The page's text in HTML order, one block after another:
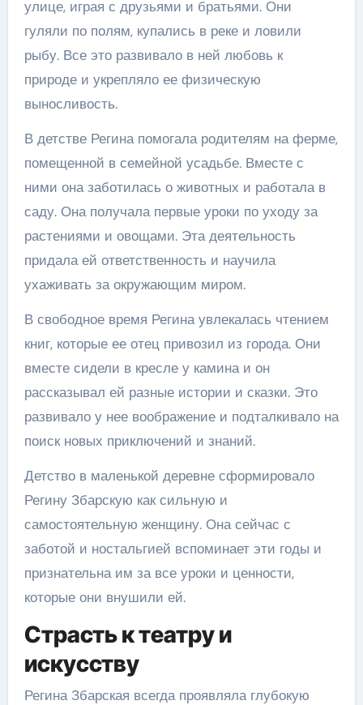
улице, играя с друзьями и братьями. Они
гуляли по полям, купались в реке и ловили
рыбу. Все это развивало в ней любовь к
природе и укрепляло ее физическую
выносливость.
В детстве Регина помогала родителям на ферме,
помещенной в семейной усадьбе. Вместе с
ними она заботилась о животных и работала в
саду. Она получала первые уроки по уходу за
растениями и овощами. Эта деятельность
придала ей ответственность и научила
ухаживать за окружающим миром.
В свободное время Регина увлекалась чтением
книг, которые ее отец привозил из города. Они
вместе сидели в кресле у камина и он
рассказывал ей разные истории и сказки. Это
развивало у нее воображение и подталкивало на
поиск новых приключений и знаний.
Детство в маленькой деревне сформировало
Регину Збарскую как сильную и
самостоятельную женщину. Она сейчас с
заботой и ностальгией вспоминает эти годы и
признательна им за все уроки и ценности,
которые они внушили ей.
Страсть к театру и
искусству
Регина Збарская всегда проявляла глубокую